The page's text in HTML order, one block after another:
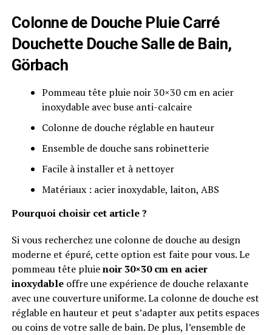
Colonne de Douche Pluie Carré
Douchette Douche Salle de Bain,
Görbach
Pommeau tête pluie noir 30×30 cm en acier
inoxydable avec buse anti-calcaire
Colonne de douche réglable en hauteur
Ensemble de douche sans robinetterie
Facile à installer et à nettoyer
Matériaux : acier inoxydable, laiton, ABS
Pourquoi choisir cet article ?
Si vous recherchez une colonne de douche au design
moderne et épuré, cette option est faite pour vous. Le
pommeau tête pluienoir 30×30 cm en acier
inoxydableoffre une expérience de douche relaxante
avec une couverture uniforme. La colonne de douche est
réglable en hauteur et peut s’adapter aux petits espaces
ou coins de votre salle de bain. De plus, l’ensemble de